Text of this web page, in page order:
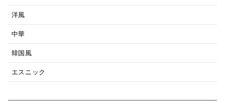
洋風
中華
韓国風
エスニック